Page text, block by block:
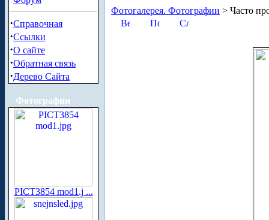
·Справочная
·Ссылки
·О сайте
·Обратная связь
·Дерево Сайта
Фотографии
PICT3854 mod1.j ...
Фотогалерея. Фотографии > Часто